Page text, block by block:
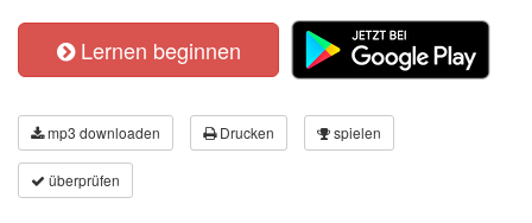
Lernen beginnen
mp3 downloaden Drucken spielen
überprüfen